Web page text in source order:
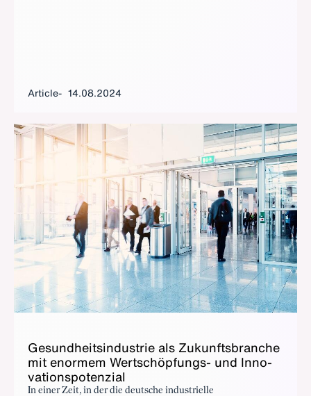
Article 14.08.2024
Gesund­heitsin­dus­trie als Zukun­fts­branche
mit enormem Wertschöp­fungs- und In­no­
va­tionspoten­zial
In einer Zeit, in der die deutsche industrielle